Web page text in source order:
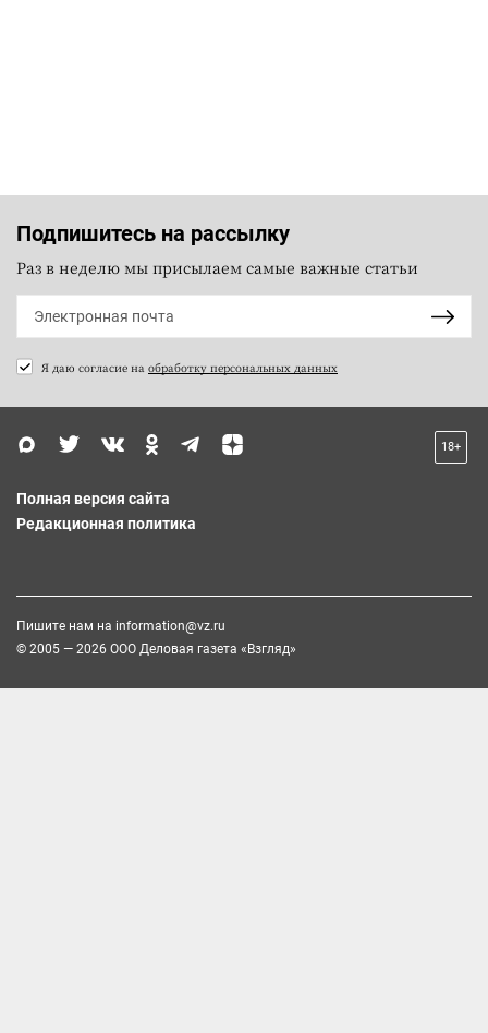
Подпишитесь на рассылку
Раз в неделю мы присылаем самые важные статьи
Я даю согласие на обработку персональных данных
18+
Полная версия сайта
Редакционная политика
Пишите нам на information@vz.ru
© 2005 — 2026 ООО Деловая газета «Взгляд»